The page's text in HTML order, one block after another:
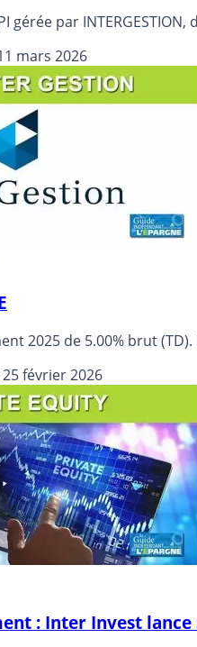
gérée par
mars 2026
2025 de 5.00% brut
25 février 2026
: Inter Invest